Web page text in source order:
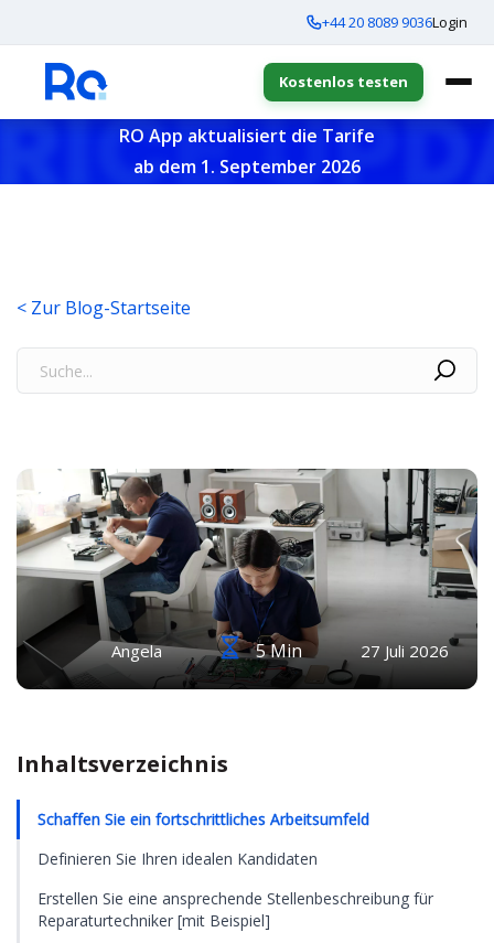
+44 20 8089 9036Login
Kostenlos testen
RO App aktualisiert die Tarife
ab dem 1. September 2026
< Zur Blog-Startseite
Angela 5 Min 27 Juli 2026
Inhaltsverzeichnis
Schaffen Sie ein fortschrittliches Arbeitsumfeld
Definieren Sie Ihren idealen Kandidaten
Erstellen Sie eine ansprechende Stellenbeschreibung für
Reparaturtechniker [mit Beispiel]